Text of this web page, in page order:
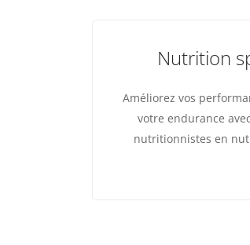
Nutrition
Améliorez vos
votre endurance
nutritionnistes en